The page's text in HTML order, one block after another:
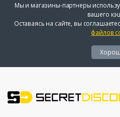
Мы и магазины-партнеры
вашего
Оставаясь на сайте, вы
файлов